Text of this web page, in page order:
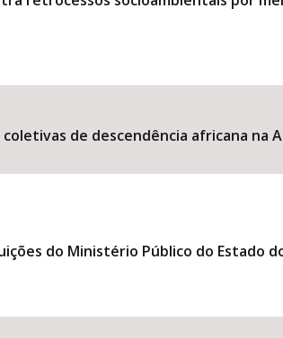
de descendência africana na
do Ministério Público do Estado